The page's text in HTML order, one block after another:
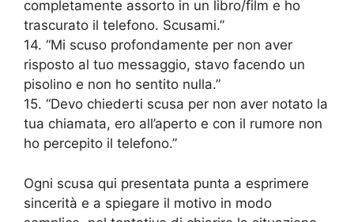
completamente assorto in un libro/film e ho
trascurato il telefono. Scusami.”
14. “Mi scuso profondamente per non aver
risposto al tuo messaggio, stavo facendo un
pisolino e non ho sentito nulla.”
15. “Devo chiederti scusa per non aver notato la
tua chiamata, ero all’aperto e con il rumore non
ho percepito il telefono.”
Ogni scusa qui presentata punta a esprimere
sincerità e a spiegare il motivo in modo